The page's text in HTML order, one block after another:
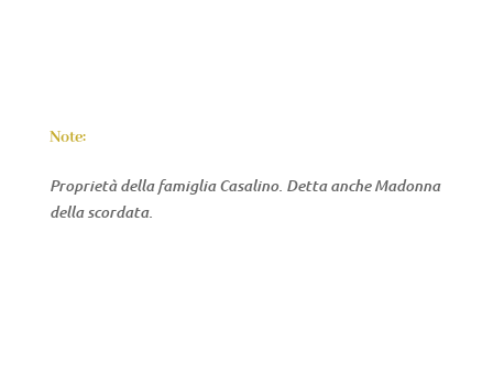
Note:
Proprietà della famiglia Casalino. Detta anche Madonna
della scordata.